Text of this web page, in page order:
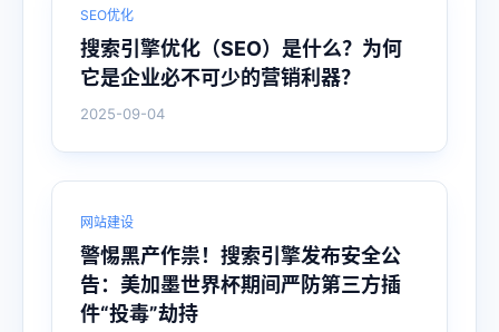
SEO优化
搜索引擎优化（SEO）是什么？为何
它是企业必不可少的营销利器？
2025-09-04
网站建设
警惕黑产作祟！搜索引擎发布安全公
告：美加墨世界杯期间严防第三方插
件“投毒”劫持